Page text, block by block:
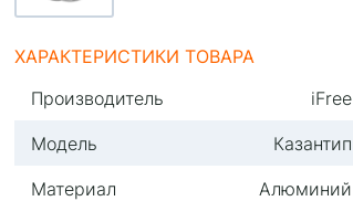
ХАРАКТЕРИСТИКИ ТОВАРА
Производитель
iFree
Модель
Казантип
Материал
Алюминий